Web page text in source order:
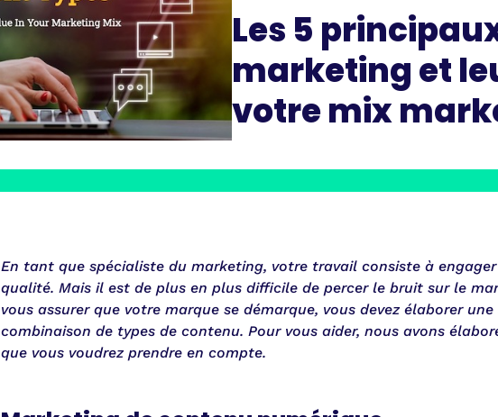
Les 5
marketing et
votre mix
En tant que spécialiste du marketing, votre travail consiste à
qualité. Mais il est de plus en plus difficile de percer le bruit sur le
vous assurer que votre marque se démarque, vous devez élaborer
combinaison de types de contenu. Pour vous aider, nous avons
que vous voudrez prendre en compte.